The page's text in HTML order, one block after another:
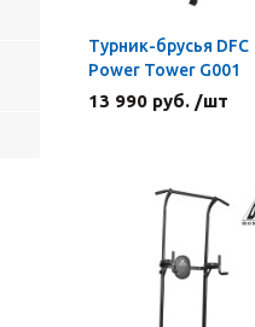
Турник-брусья DFC
Power Tower G001
13 990 руб. /шт